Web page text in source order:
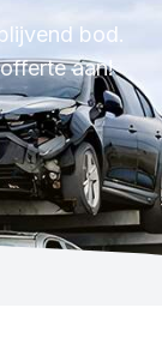
bod.
aan!